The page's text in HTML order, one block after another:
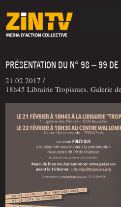
PRÉSENTATION DU N° 98 – 99
21.02 2017 /
18h45 Librairie Tropismes. Galerie